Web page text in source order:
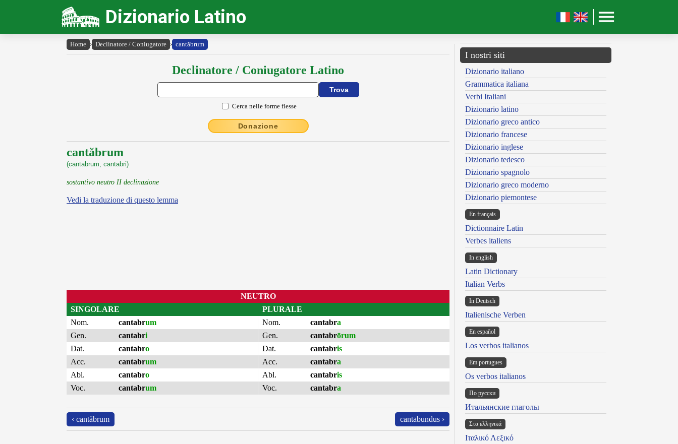
Dizionario Latino
Home › Declinatore / Coniugatore › cantăbrum
Declinatore / Coniugatore Latino
Cerca nelle forme flesse
Donazione
cantăbrum
(cantabrum, cantabri)
sostantivo neutro II declinazione
Vedi la traduzione di questo lemma
NEUTRO
SINGOLARE
Nom.
cantabrum
Gen.
cantabri
Dat.
cantabro
Acc.
cantabrum
Abl.
cantabro
Voc.
cantabrum
PLURALE
Nom.
cantabra
Gen.
cantabrōrum
Dat.
cantabris
Acc.
cantabra
Abl.
cantabris
Voc.
cantabra
‹ cantăbrum cantābundus ›
I nostri siti
Dizionario italiano
Grammatica italiana
Verbi Italiani
Dizionario latino
Dizionario greco antico
Dizionario francese
Dizionario inglese
Dizionario tedesco
Dizionario spagnolo
Dizionario greco moderno
Dizionario piemontese
En français
Dictionnaire Latin
Verbes italiens
In english
Latin Dictionary
Italian Verbs
In Deutsch
Italienische Verben
En español
Los verbos italianos
Em portugues
Os verbos italianos
По русски
Итальянские глаголы
Στα ελληνικά
Ιταλικό Λεξικό